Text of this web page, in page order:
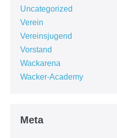
Uncategorized
Verein
Vereinsjugend
Vorstand
Wackarena
Wacker-Academy
Meta